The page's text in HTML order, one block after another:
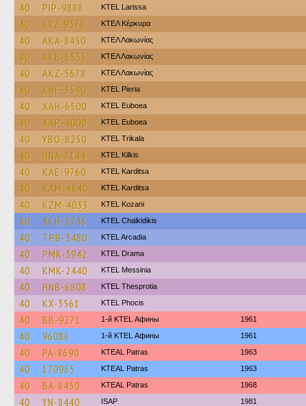
40 PIP-9888 KTEL Larissa
40 KYZ-9378 ΚΤΕΛ Κέρκυρα
40 AKA-8450 ΚΤΕΛ Λακωνίας
40 AKB-6555 ΚΤΕΛ Λακωνίας
40 AKZ-5678 ΚΤΕΛ Λακωνίας
40 KNE-3540 KTEL Pieria
40 XAH-6500 ΚΤΕL Euboea
40 XAP-4000 ΚΤΕL Euboea
40 YBO-8250 ΚΤΕL Τrikala
40 HNA-7144 KTEL Kilkis
40 KAE-9760 ΚΤΕL Karditsa
40 KAM-4640 ΚΤΕL Karditsa
40 KZM-4033 ΚΤΕL Kozani
40 XKH-3745 ΚΤΕL Chalkidikis
40 TPB-3480 KTEL Arcadia
40 PMK-3942 KTEL Drama
40 KMK-2440 KTEL Messinia
40 HNB-6808 KTEL Thesprotia
40 KX-3561 ΚΤΕL Phocis
40 BB-9271 1-й KTEL Афины 1961
40 96086 1-й KTEL Афины 1961
40 PA-8690 KTEAL Patras 1963
40 170965 KTEAL Patras 1963
40 BA-8450 KTEAL Patras 1968
40 YN-8440 ISAP 1981